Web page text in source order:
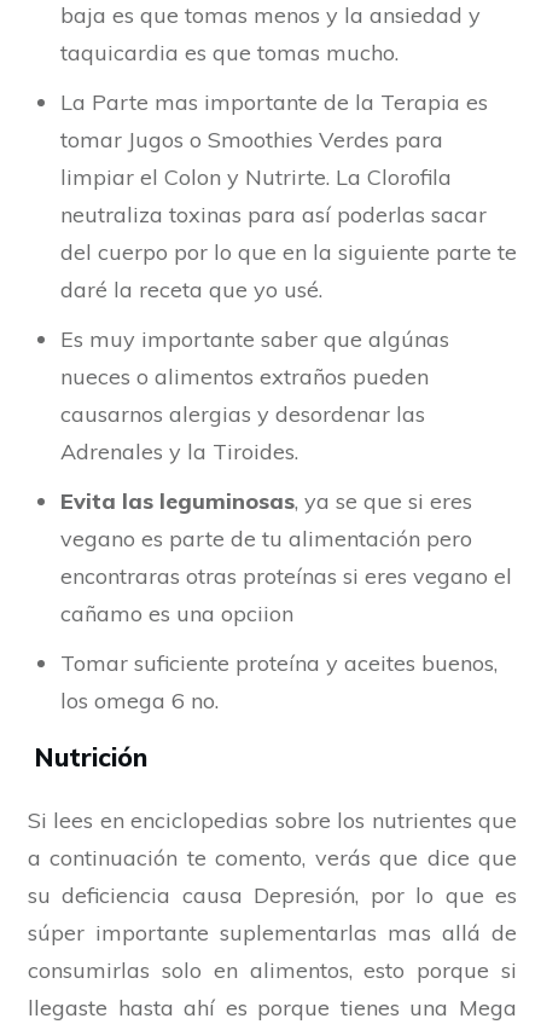
baja es que tomas menos y la ansiedad y
taquicardia es que tomas mucho.
La Parte mas importante de la Terapia es
tomar Jugos o Smoothies Verdes para
limpiar el Colon y Nutrirte. La Clorofila
neutraliza toxinas para así poderlas sacar
del cuerpo por lo que en la siguiente parte te
daré la receta que yo usé.
Es muy importante saber que algúnas
nueces o alimentos extraños pueden
causarnos alergias y desordenar las
Adrenales y la Tiroides.
Evita las leguminosas, ya se que si eres
vegano es parte de tu alimentación pero
encontraras otras proteínas si eres vegano el
cañamo es una opciion
Tomar suficiente proteína y aceites buenos,
los omega 6 no.
Nutrición
Si lees en enciclopedias sobre los nutrientes que
a continuación te comento, verás que dice que
su deficiencia causa Depresión, por lo que es
súper importante suplementarlas mas allá de
consumirlas solo en alimentos, esto porque si
llegaste hasta ahí es porque tienes una Mega